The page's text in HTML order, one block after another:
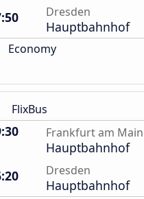
Dresden
Hauptbahnhof
Economy
FlixBus
Frankfurt am Main
Hauptbahnhof
Dresden
Hauptbahnhof